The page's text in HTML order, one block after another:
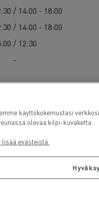
/ 14:00 - 18:00
/ 14:00 - 18:00
/ 12:30
-
käyttökokemustasi
olevaa kilpi-kuvaketta.
lisää evästeistä.